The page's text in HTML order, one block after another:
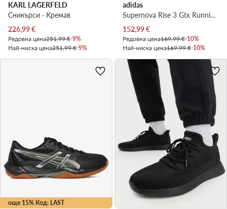
KARL LAGERFELD
Сникърси · Кремав
Актуална цена
226,99€
Редовна цена251,99 €-9%
Най-ниска цена251,99 €-9%
adidas
Supernova Rise 3 Gtx Running Shoes KI3134 · Маратонки за бягане
Актуална цена
152,99€
Редовна цена169,99 €-10%
Най-ниска цена169,99 €-10%
още 15% Код: LAST